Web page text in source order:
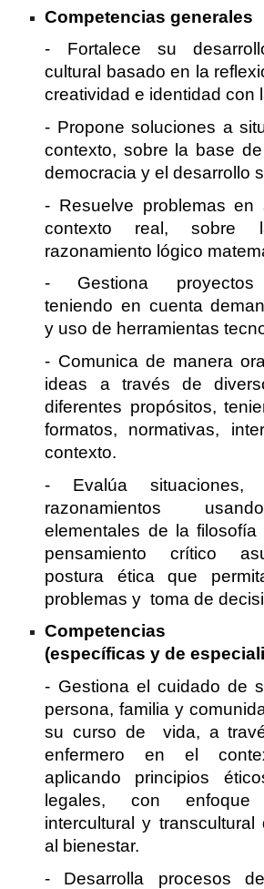
Competencias generales
- Fortalece su
cultural basado en la
creatividad e identidad con
- Propone soluciones a
contexto, sobre la base
democracia y el desarrollo
- Resuelve problemas en
contexto real, sobre
razonamiento lógico
- Gestiona proyectos
teniendo en cuenta
y uso de herramientas
- Comunica de manera
ideas a través de
diferentes propósitos,
formatos, normativas,
contexto.
- Evalúa situaciones,
razonamientos
elementales de la
pensamiento crítico
postura ética que
problemas y toma de
Competencias
(específicas y de
- Gestiona el cuidado de
persona, familia y
su curso de vida, a
enfermero en el
aplicando principios
legales, con
intercultural y transcultural
al bienestar.
- Desarrolla procesos